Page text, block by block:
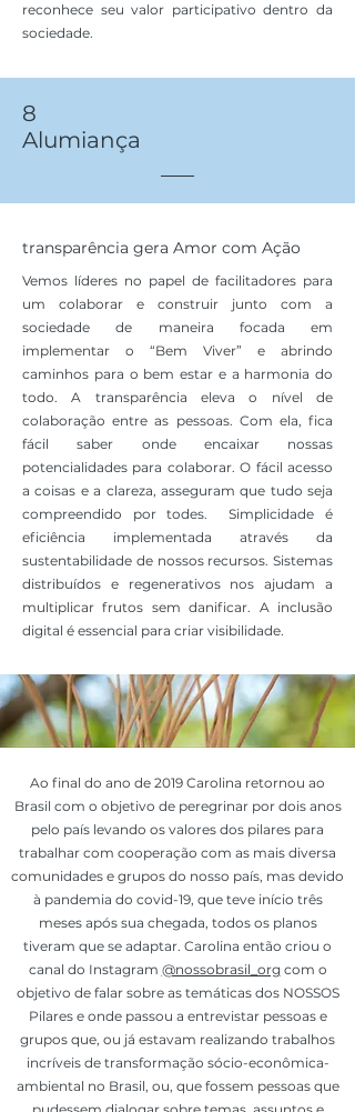
reconhece seu valor participativo dentro da
sociedade.
8
Alumiança
transparência gera Amor com Ação
Vemos líderes no papel de facilitadores para
um colaborar e construir junto com a
sociedade de maneira focada em
implementar o “Bem Viver” e abrindo
caminhos para o bem estar e a harmonia do
todo. A transparência eleva o nível de
colaboração entre as pessoas. Com ela, fica
fácil saber onde encaixar nossas
potencialidades para colaborar. O fácil acesso
a coisas e a clareza, asseguram que tudo seja
compreendido por todes. Simplicidade é
eficiência implementada através da
sustentabilidade de nossos recursos. Sistemas
distribuídos e regenerativos nos ajudam a
multiplicar frutos sem danificar. A inclusão
digital é essencial para criar visibilidade.
Ao final do ano de 2019 Carolina retornou ao
Brasil com o objetivo de peregrinar por dois anos
pelo país levando os valores dos pilares para
trabalhar com cooperação com as mais diversa
comunidades e grupos do nosso país, mas devido
à pandemia do covid-19, que teve início três
meses após sua chegada, todos os planos
tiveram que se adaptar. Carolina então criou o
canal do Instagram @nossobrasil_org com o
objetivo de falar sobre as temáticas dos NOSSOS
Pilares e onde passou a entrevistar pessoas e
grupos que, ou já estavam realizando trabalhos
incríveis de transformação sócio-econômica-
ambiental no Brasil, ou, que fossem pessoas que